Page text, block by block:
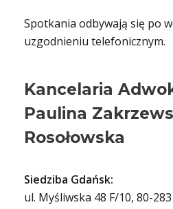
Spotkania odbywają się po
uzgodnieniu telefonicznym.
Kancelaria
Paulina
Rosołowska
Siedziba Gdańsk:
ul. Myśliwska 48 F/10, 80-